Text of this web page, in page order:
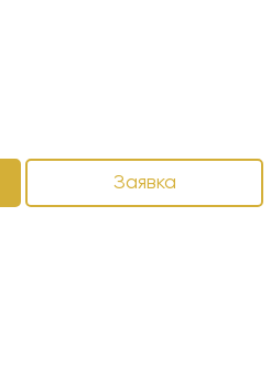
Заявка